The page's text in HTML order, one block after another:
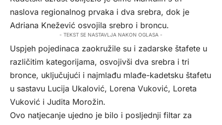
naslova regionalnog prvaka i dva srebra, dok je
Adriana Knežević osvojila srebro i broncu.
- TEKST SE NASTAVLJA NAKON OGLASA -
Uspjeh pojedinaca zaokružile su i zadarske štafete u
različitim kategorijama, osvojivši dva srebra i tri
bronce, uključujući i najmlađu mlađe-kadetsku štafetu
u sastavu Lucija Ukalović, Lorena Vuković, Loreta
Vuković i Judita Morožin.
Ovo natjecanje ujedno je bilo i posljednji filtar za